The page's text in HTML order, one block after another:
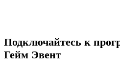
Подключайтесь к
Гейм Эвент